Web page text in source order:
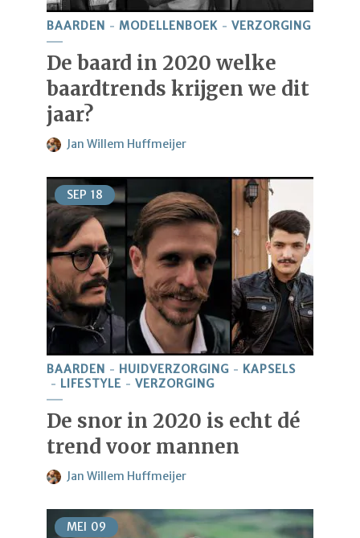
BAARDEN MODELLENBOEK VERZORGING
De baard in 2020 welke
baardtrends krijgen we dit
jaar?
Jan Willem Huffmeijer
SEP 18
BAARDEN HUIDVERZORGING
KAPSELS
LIFESTYLE
VERZORGING
De snor in 2020 is echt dé
trend voor mannen
Jan Willem Huffmeijer
MEI 09